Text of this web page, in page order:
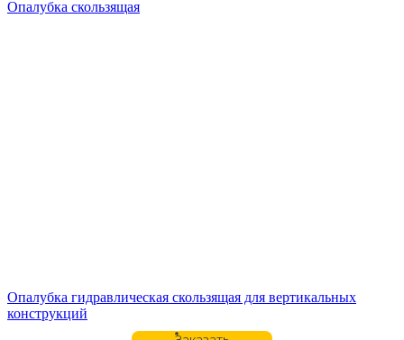
Опалубка скользящая
Опалубка гидравлическая скользящая для вертикальных
конструкций